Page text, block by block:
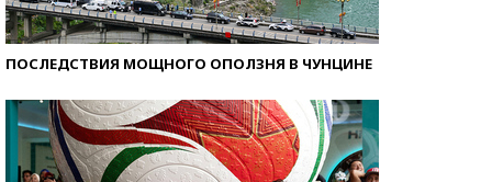
ПОСЛЕДСТВИЯ МОЩНОГО ОПОЛЗНЯ В ЧУНЦИНЕ